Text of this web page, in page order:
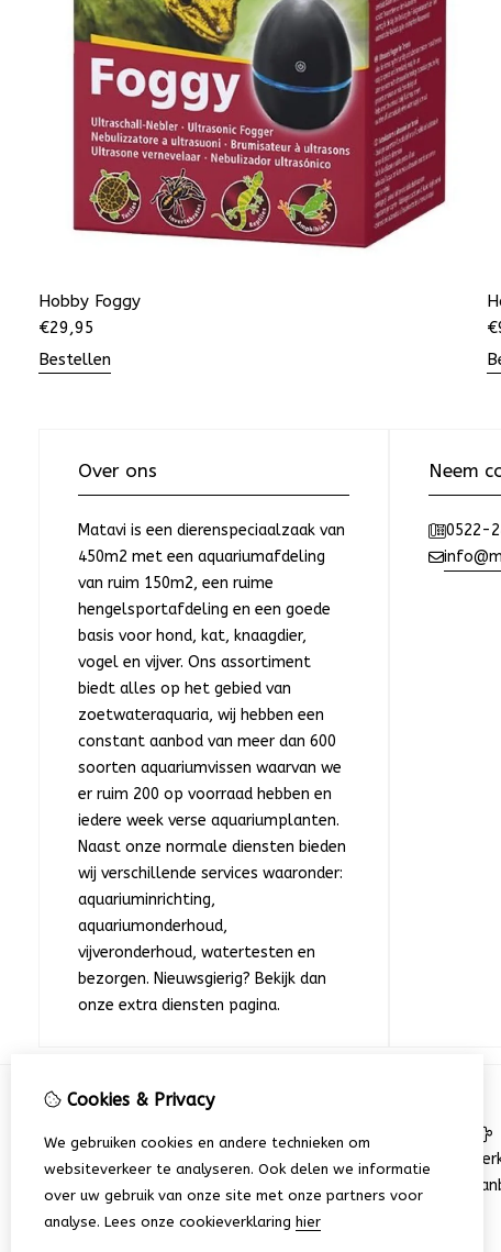
Hobby Foggy
€29,95
Bestellen
€
Over ons
Matavi is een dierenspeciaalzaak van
450m2 met een aquariumafdeling
van ruim 150m2, een ruime
hengelsportafdeling en een goede
basis voor hond, kat, knaagdier,
vogel en vijver. Ons assortiment
biedt alles op het gebied van
zoetwateraquaria, wij hebben een
constant aanbod van meer dan 600
soorten aquariumvissen waarvan we
er ruim 200 op voorraad hebben en
iedere week verse aquariumplanten.
Naast onze normale diensten bieden
wij verschillende services waaronder:
aquariuminrichting,
aquariumonderhoud,
vijveronderhoud, watertesten en
bezorgen. Nieuwsgierig? Bekijk dan
onze extra diensten pagina.
Neem
0522-
Informatie
Algemene voorwaarden
Openingstijden
Over ons
Cookies & Privacy
We gebruiken cookies en andere technieken om
websiteverkeer te analyseren. Ook delen we informatie
over uw gebruik van onze site met onze partners voor
analyse. Lees onze cookieverklaring hier